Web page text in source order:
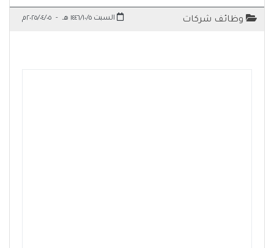
وظائف شركات السبت ١٤٤٦/١٠/٥ هـ - ٢٠٢٥/٠٤/٠٥م